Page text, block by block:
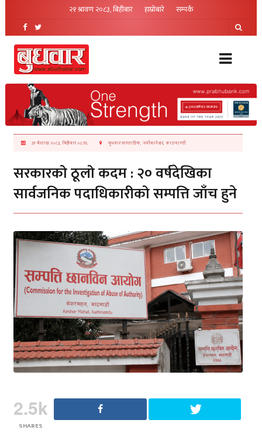
२१ श्रावण २०८३, बिहीबार हाम्रोबारे सम्पर्क
३१ बैशाख २०८३, बिहीबार ०८:१६ बुधवार साप्ताहिक, नयाँबानेश्वर, काठमाण्डौं
सरकारको ठूलो कदम : २० वर्षदेखिका
सार्वजनिक पदाधिकारीको सम्पत्ति जाँच हुने
2.5k
SHARES